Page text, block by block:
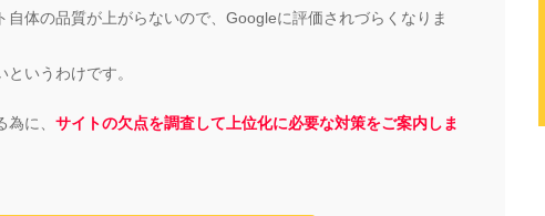
自体の品質が上がらないので、Googleに評価されづらくなりま
いうわけです。
に、 サイトの欠点を調査して上位化に必要な対策をご案内しま